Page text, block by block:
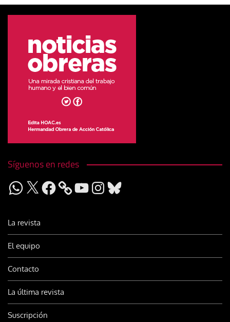
Síguenos en redes
WhatsApp
X Facebook YouTubeInstagram
Bluesky
La revista
El equipo
Contacto
La última revista
Suscripción